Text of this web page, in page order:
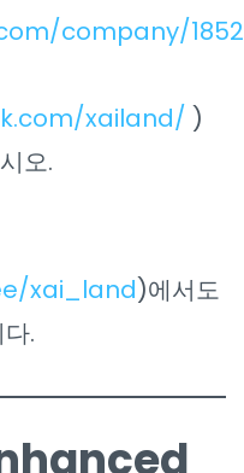
company/
xailand/ )
오.
xai_land)에서도
.